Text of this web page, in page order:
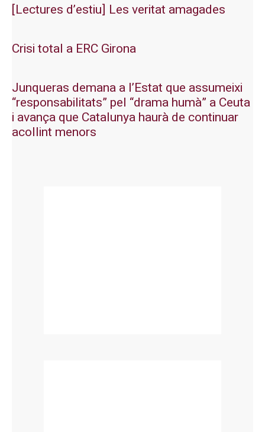
[Lectures d’estiu] Les veritat amagades
Crisi total a ERC Girona
Junqueras demana a l’Estat que assumeixi
“responsabilitats” pel “drama humà” a Ceuta
i avança que Catalunya haurà de continuar
acollint menors